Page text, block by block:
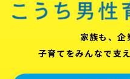
家族も、企
子育てをみんなで支